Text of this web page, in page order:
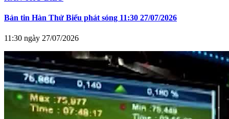
Bản tin Hàn Thử Biểu phát sóng 11:30 27/07/2026
11:30 ngày 27/07/2026